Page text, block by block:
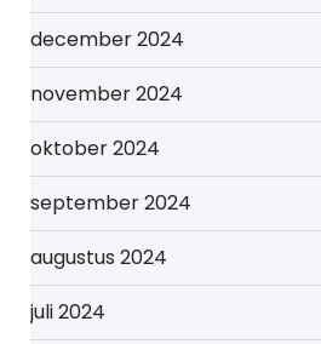
december 2024
november 2024
oktober 2024
september 2024
augustus 2024
juli 2024